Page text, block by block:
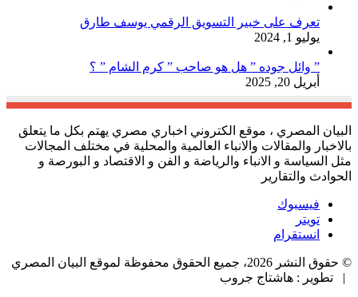
تعرف على خبير التسويق الرقمي يوسف طارق
يوليو 1, 2024
” وائل جوده ” هل هو صاحب ” كرم الشام ” ؟
أبريل 20, 2025
البيان المصري ، موقع الكتروني اخباري مصري يهتم بكل ما يتعلق
بالاخبار والمقالات والانباء العالمية والمحلية في مختلف المجالات
مثل السياسة و الانباء والرياضة و الفن و الاقتصاد و البورصة و
الحوادث والتقارير
فيسبوك
تويتر
انستقرام
© حقوق النشر 2026، جميع الحقوق محفوظة لموقع البيان المصري
| تطوير : هاشتاج جروب